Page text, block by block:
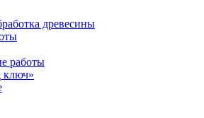
древесины
работы
ключ»